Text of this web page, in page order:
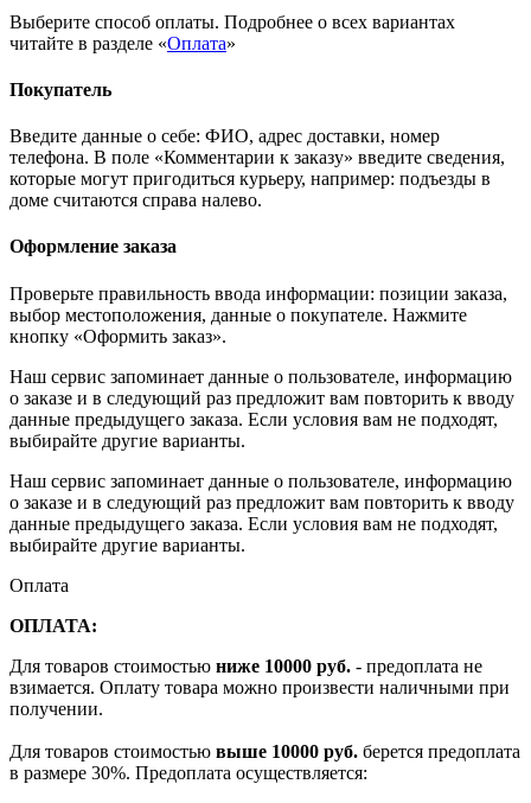
Выберите способ оплаты. Подробнее о всех вариантах
читайте в разделе «Оплата»
Покупатель
Введите данные о себе: ФИО, адрес доставки, номер
телефона. В поле «Комментарии к заказу» введите сведения,
которые могут пригодиться курьеру, например: подъезды в
доме считаются справа налево.
Оформление заказа
Проверьте правильность ввода информации: позиции заказа,
выбор местоположения, данные о покупателе. Нажмите
кнопку «Оформить заказ».
Наш сервис запоминает данные о пользователе, информацию
о заказе и в следующий раз предложит вам повторить к вводу
данные предыдущего заказа. Если условия вам не подходят,
выбирайте другие варианты.
Наш сервис запоминает данные о пользователе, информацию
о заказе и в следующий раз предложит вам повторить к вводу
данные предыдущего заказа. Если условия вам не подходят,
выбирайте другие варианты.
Оплата
ОПЛАТА:
Для товаров стоимостью ниже 10000 руб. - предоплата не
взимается. Оплату товара можно произвести наличными при
получении.
Для товаров стоимостью выше 10000 руб. берется предоплата
в размере 30%. Предоплата осуществляется: